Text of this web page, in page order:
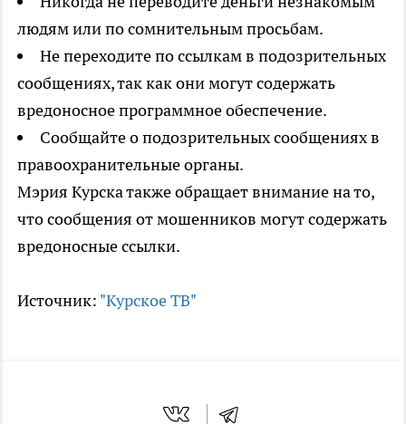
людям или по сомнительным просьбам.
Не переходите по ссылкам в подозрительных
сообщениях, так как они могут содержать
вредоносное программное обеспечение.
Сообщайте о подозрительных сообщениях в
правоохранительные органы.
Мэрия Курска также обращает внимание на то,
что сообщения от мошенников могут содержать
вредоносные ссылки.
Источник: "Курское ТВ"